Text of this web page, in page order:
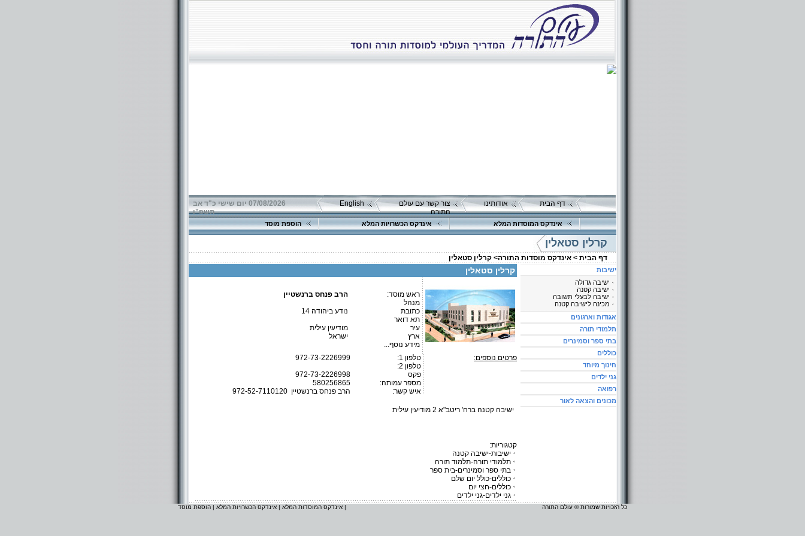
דף הבית אודותינו
צור קשר עם עולם
התורה
English
07/08/2026 יום שישי כ"ד אב
תשפ"ו
אינדקס המוסדות המלא אינדקס הכשרויות המלא הוספת מוסד
קרלין סטאלין
דף הבית > אינדקס מוסדות התורה> קרלין סטאלין
קרלין סטאלין
ראש מוסד:
הרב פנחס ברנשטיין
מנהל
כתובת
נודע ביהודה 14
תא דואר
עיר
מודיעין עילית
ארץ
ישראל
מידע נוסף...
פרטים נוספים:
טלפון 1:
טלפון 2:
פקס
מספר עמותה:
איש קשר:
972-73-2226999
972-73-2226998
580256865
הרב פנחס ברנשטיין 972-52-7110120
ישיבה קטנה ברח' ריטב"א 2 מודיעין עילית
קטגוריות:
ישיבות-ישיבה קטנה
תלמודי תורה-תלמוד תורה
בתי ספר וסמינרים-בית ספר
כוללים-כולל יום שלם
כוללים-חצי יום
גני ילדים-גני ילדים
ישיבות
ישיבה גדולה
ישיבה קטנה
ישיבה לבעלי תשובה
מכינה לישיבה קטנה
אגודות וארגונים
תלמודי תורה
בתי ספר וסמינרים
כוללים
חינוך מיוחד
גני ילדים
רפואה
מכונים והצאה לאור
כל הזכויות שמורות © עולם התורה אינדקס המוסדות המלא | אינדקס הכשרויות המלא | הוספת מוסד |